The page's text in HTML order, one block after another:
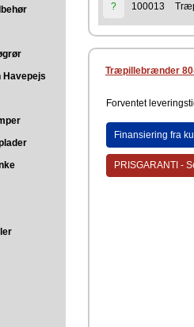
Havepejs
? 100013
Træpillebrænder
Forventet
Finansiering fra
PRISGARANTI -